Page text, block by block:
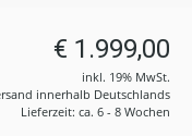
€ 1.999,00
inkl. 19% MwSt.
innerhalb Deutschlands
Lieferzeit: ca. 6 - 8 Wochen